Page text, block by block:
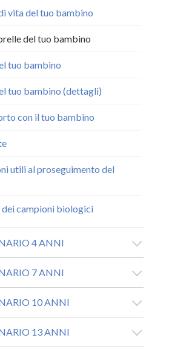
vita del tuo bambino
del tuo bambino
tuo bambino
tuo bambino (dettagli)
con il tuo bambino
utili al proseguimento del
dei campioni biologici
4 ANNI
7 ANNI
10 ANNI
13 ANNI